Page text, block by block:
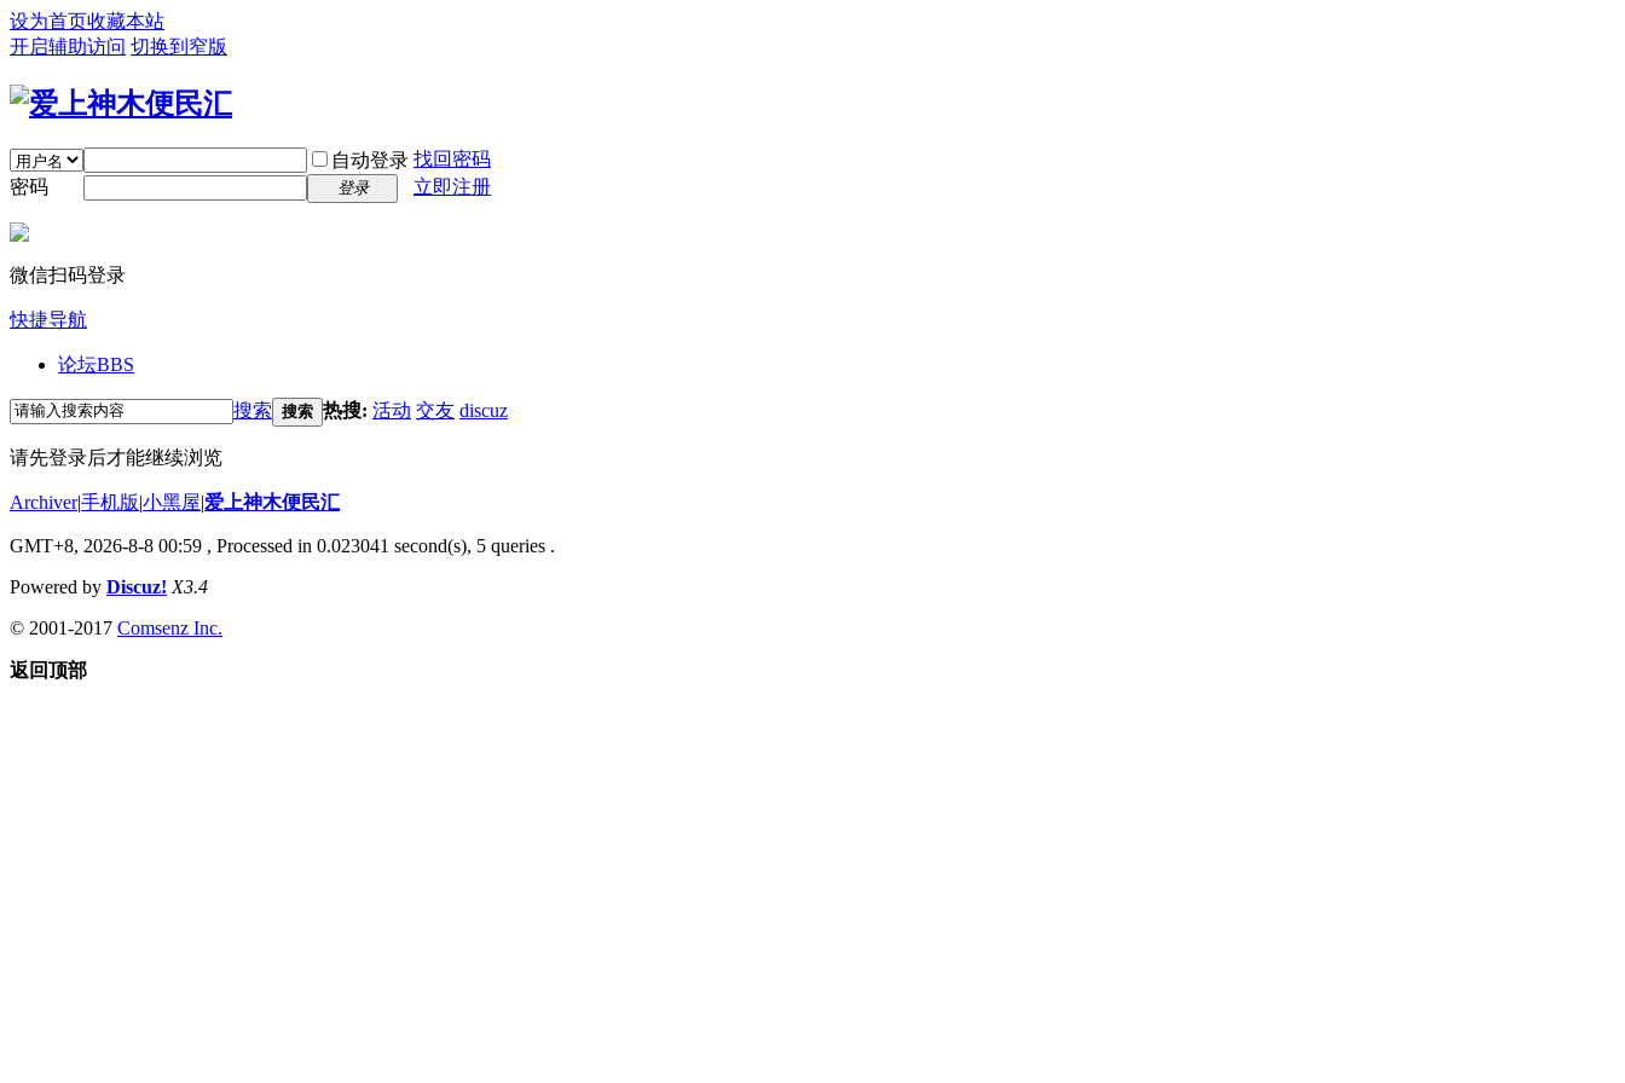
设为首页收藏本站
开启辅助访问 切换到窄版
自动登录 找回密码
密码
登录 立即注册
微信扫码登录
快捷导航
论坛BBS
搜索 搜索 热搜: 活动 交友 discuz
请先登录后才能继续浏览
Archiver|手机版|小黑屋|爱上神木便民汇
GMT+8, 2026-8-8 00:59 , Processed in 0.023041 second(s), 5 queries .
Powered by Discuz! X3.4
© 2001-2017 Comsenz Inc.
返回顶部